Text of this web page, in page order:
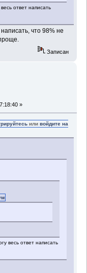
ответ написать
что 98% не
Записан
»
иливойдите на
весь ответ написать